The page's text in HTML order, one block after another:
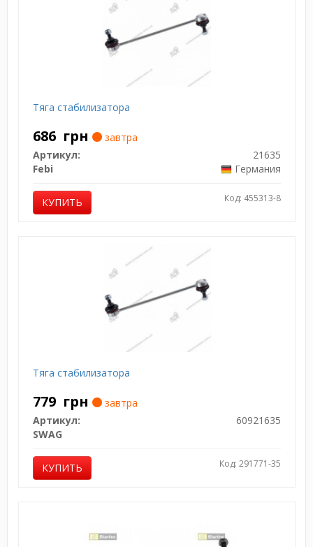
Тяга стабилизатора
686 грн
завтра
Артикул:
21635
Febi
Германия
КУПИТЬ Код: 455313-8
Тяга стабилизатора
779 грн
завтра
Артикул:
60921635
SWAG
КУПИТЬ Код: 291771-35